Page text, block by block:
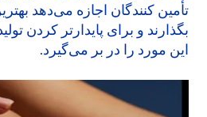
تأمین کنندگان اجازه می‌دهد
بگذارند و برای پایدارتر کردن
این مورد را در بر می‌گیرد.